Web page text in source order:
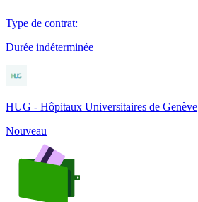
Type de contrat:
Durée indéterminée
HUG - Hôpitaux Universitaires de Genève
Nouveau